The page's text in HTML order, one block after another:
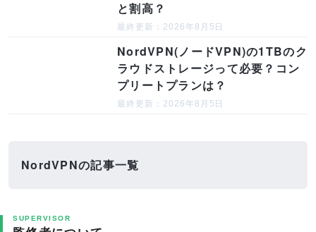
と割高？
最終更新：2026年8月5日
NordVPN(ノードVPN)の1TBのク
ラウドストレージって必要？コン
プリートプランは？
最終更新：2026年8月5日
NordVPNの記事一覧
SUPERVISOR